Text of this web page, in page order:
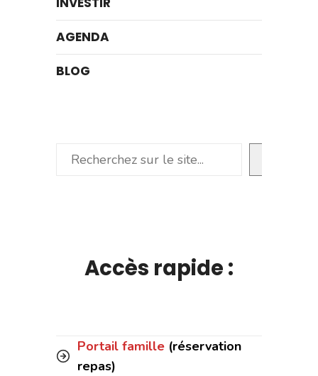
AGENDA
BLOG
Rechercher
Accès rapide :
Portail famille (réservation
repas)